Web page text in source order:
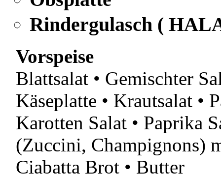
Rindergulasch (
Vorspeise
Blattsalat • Gemischter
Käseplatte • Krautsalat •
Karotten Salat • Paprika
(Zuccini, Champignons)
Ciabatta Brot • Butter